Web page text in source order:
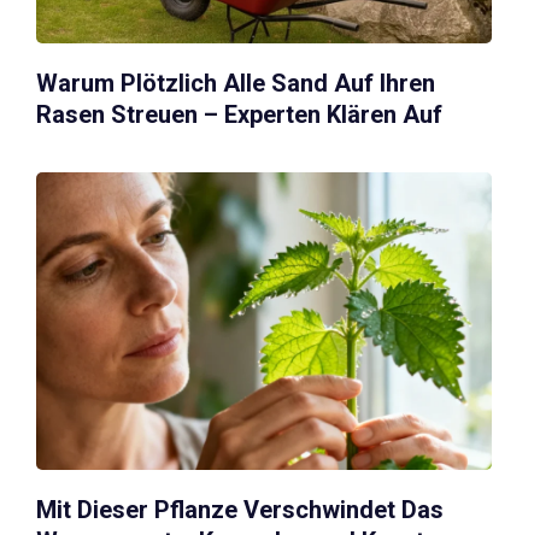
Warum Plötzlich Alle Sand Auf Ihren
Rasen Streuen – Experten Klären Auf
Mit Dieser Pflanze Verschwindet Das